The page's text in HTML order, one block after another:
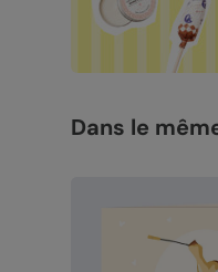
Dans le